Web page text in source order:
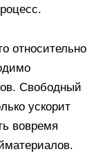
относительно
Свободный
ускорит
вовремя